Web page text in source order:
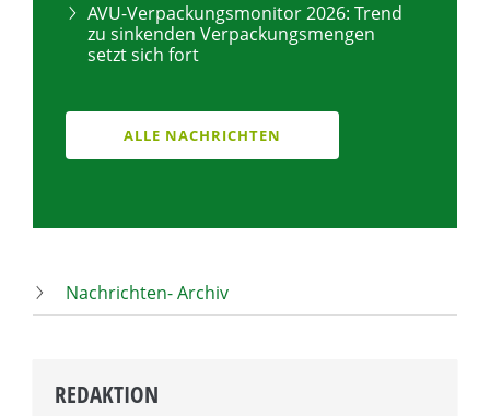
AVU-Verpackungsmonitor 2026: Trend
zu sinkenden Verpackungsmengen
setzt sich fort
ALLE NACHRICHTEN
Nachrichten- Archiv
REDAKTION